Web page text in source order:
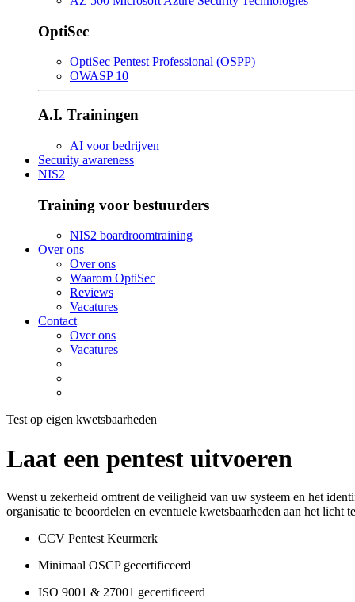
OptiSec
OptiSec Pentest Professional (OSPP)
OWASP 10
A.I. Trainingen
AI voor bedrijven
Security awareness
NIS2
Training voor bestuurders
NIS2 boardroomtraining
Over ons
Over ons
Waarom OptiSec
Reviews
Vacatures
Contact
Over ons
Vacatures
Test op eigen kwetsbaarheden
Laat een pentest uitvoeren
Wenst u zekerheid omtrent de veiligheid van uw systeem en het
organisatie te beoordelen en eventuele kwetsbaarheden aan het
CCV Pentest Keurmerk
Minimaal OSCP gecertificeerd
ISO 9001 & 27001 gecertificeerd